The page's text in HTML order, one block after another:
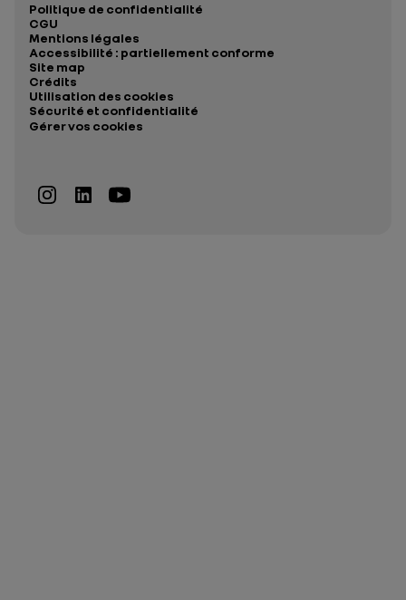
Politique de confidentialité
CGU
Mentions légales
Accessibilité : partiellement conforme
Site map
Crédits
Utilisation des cookies
Sécurité et confidentialité
Gérer vos cookies